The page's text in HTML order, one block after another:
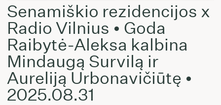
Senamiškio rezidencijos x
Radio Vilnius • Goda
Raibytė-Aleksa kalbina
Mindaugą Survilą ir
Aureliją Urbonavičiūtę •
2025.08.31